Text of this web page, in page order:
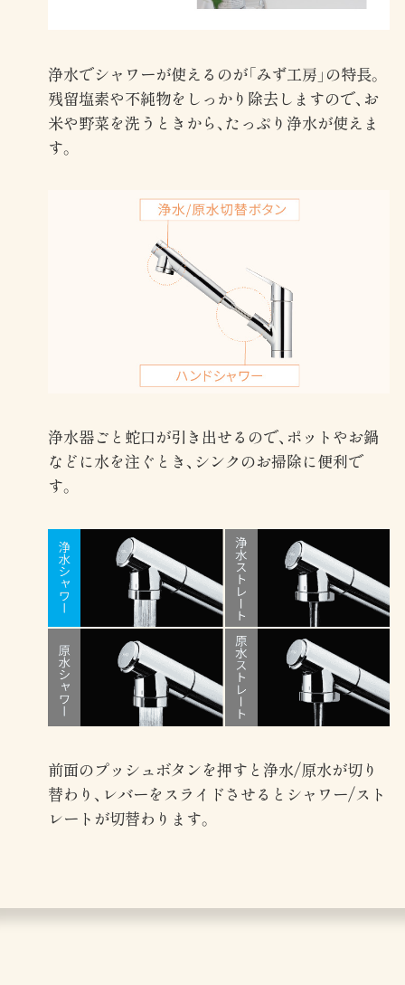
浄水でシャワーが使えるのが「みず工房」の特長。
残留塩素や不純物をしっかり除去しますので、お
米や野菜を洗うときから、たっぷり浄水が使えま
す。
浄水器ごと蛇口が引き出せるので、ポットやお鍋
などに水を注ぐとき、シンクのお掃除に便利で
す。
前面のプッシュボタンを押すと浄水/原水が切り
替わり、レバーをスライドさせるとシャワー/スト
レートが切替わります。